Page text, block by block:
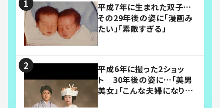
平成7年に生まれた双子…
その29年後の姿に「漫画み
たい」「素敵すぎる」
平成6年に撮った2ショッ
ト 30年後の姿に…「美男
美女」「こんな夫婦になりた